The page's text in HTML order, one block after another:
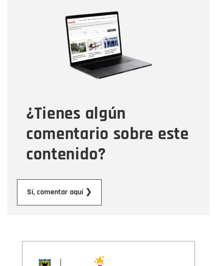
¿Tienes algún
comentario sobre este
contenido?
Sí, comentar aquí ❯
Correo electrónico
Tipo de comentario
Mensaje